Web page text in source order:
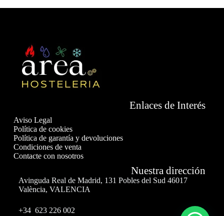
Enlaces de Interés
Aviso Legal
Política de cookies
Política de garantía y devoluciones
Condiciones de venta
Contacte con nosotros
Nuestra dirección
Avinguda Real de Madrid, 131 Pobles del Sud 46017
València, VALENCIA
+34 623 226 002